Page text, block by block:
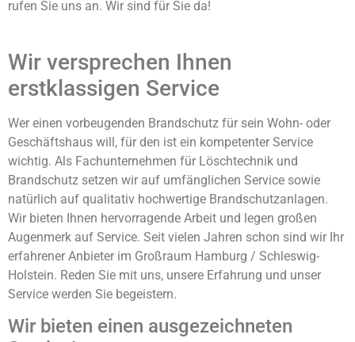
rufen Sie uns an. Wir sind für Sie da!
Wir versprechen Ihnen
erstklassigen Service
Wer einen vorbeugenden Brandschutz für sein Wohn- oder
Geschäftshaus will, für den ist ein kompetenter Service
wichtig. Als Fachunternehmen für Löschtechnik und
Brandschutz setzen wir auf umfänglichen Service sowie
natürlich auf qualitativ hochwertige Brandschutzanlagen.
Wir bieten Ihnen hervorragende Arbeit und legen großen
Augenmerk auf Service. Seit vielen Jahren schon sind wir Ihr
erfahrener Anbieter im Großraum Hamburg / Schleswig-
Holstein. Reden Sie mit uns, unsere Erfahrung und unser
Service werden Sie begeistern.
Wir bieten einen ausgezeichneten